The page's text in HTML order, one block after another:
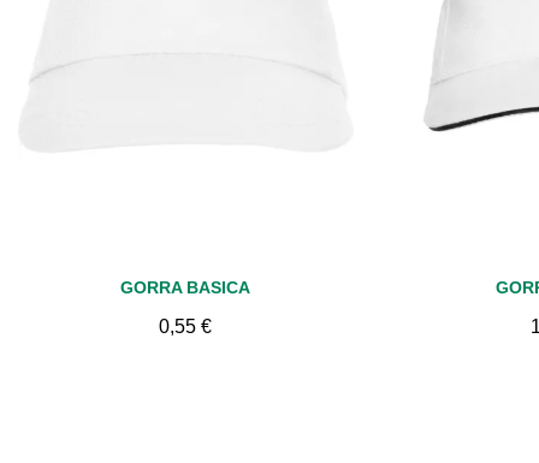
Vista rápida
GORRA BASICA
0,55 €